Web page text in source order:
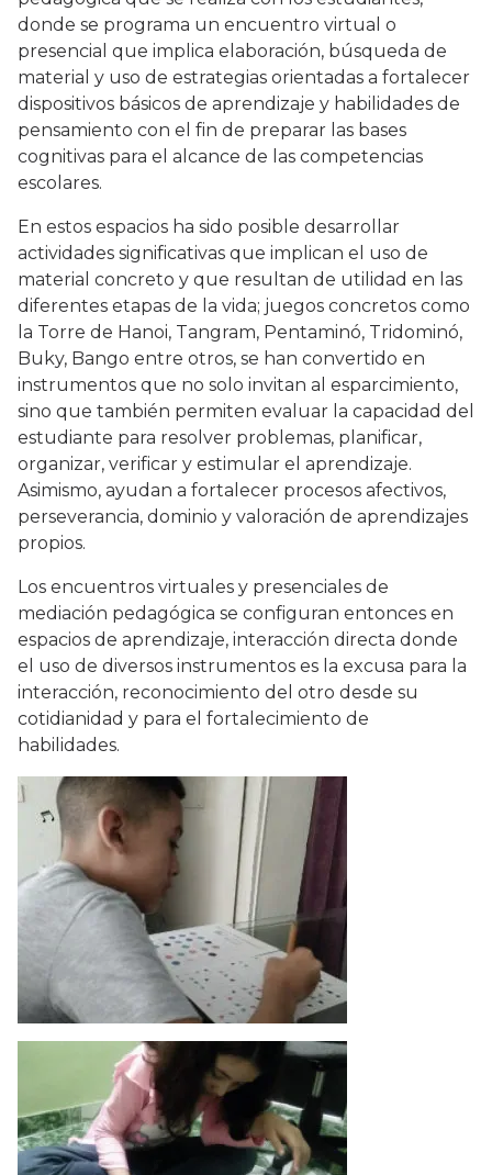
donde se programa un encuentro virtual o
presencial que implica elaboración, búsqueda de
material y uso de estrategias orientadas a fortalecer
dispositivos básicos de aprendizaje y habilidades de
pensamiento con el fin de preparar las bases
cognitivas para el alcance de las competencias
escolares.
En estos espacios ha sido posible desarrollar
actividades significativas que implican el uso de
material concreto y que resultan de utilidad en las
diferentes etapas de la vida; juegos concretos como
la Torre de Hanoi, Tangram, Pentaminó, Tridominó,
Buky, Bango entre otros, se han convertido en
instrumentos que no solo invitan al esparcimiento,
sino que también permiten evaluar la capacidad del
estudiante para resolver problemas, planificar,
organizar, verificar y estimular el aprendizaje.
Asimismo, ayudan a fortalecer procesos afectivos,
perseverancia, dominio y valoración de aprendizajes
propios.
Los encuentros virtuales y presenciales de
mediación pedagógica se configuran entonces en
espacios de aprendizaje, interacción directa donde
el uso de diversos instrumentos es la excusa para la
interacción, reconocimiento del otro desde su
cotidianidad y para el fortalecimiento de
habilidades.